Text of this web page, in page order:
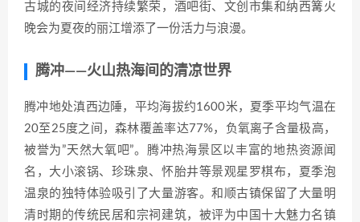
古城的夜间经济持续繁荣，酒吧街、文创市集和纳西篝火
晚会为夏夜的丽江增添了一份活力与浪漫。
腾冲——火山热海间的清凉世界
腾冲地处滇西边陲，平均海拔约1600米，夏季平均气温在
20至25度之间，森林覆盖率达77%，负氧离子含量极高，
被誉为”天然大氧吧”。腾冲热海景区以丰富的地热资源闻
名，大小滚锅、珍珠泉、怀胎井等景观星罗棋布，夏季泡
温泉的独特体验吸引了大量游客。和顺古镇保留了大量明
清时期的传统民居和宗祠建筑，被评为中国十大魅力名镇